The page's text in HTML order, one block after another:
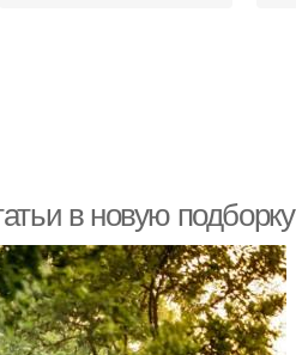
в новую подборку